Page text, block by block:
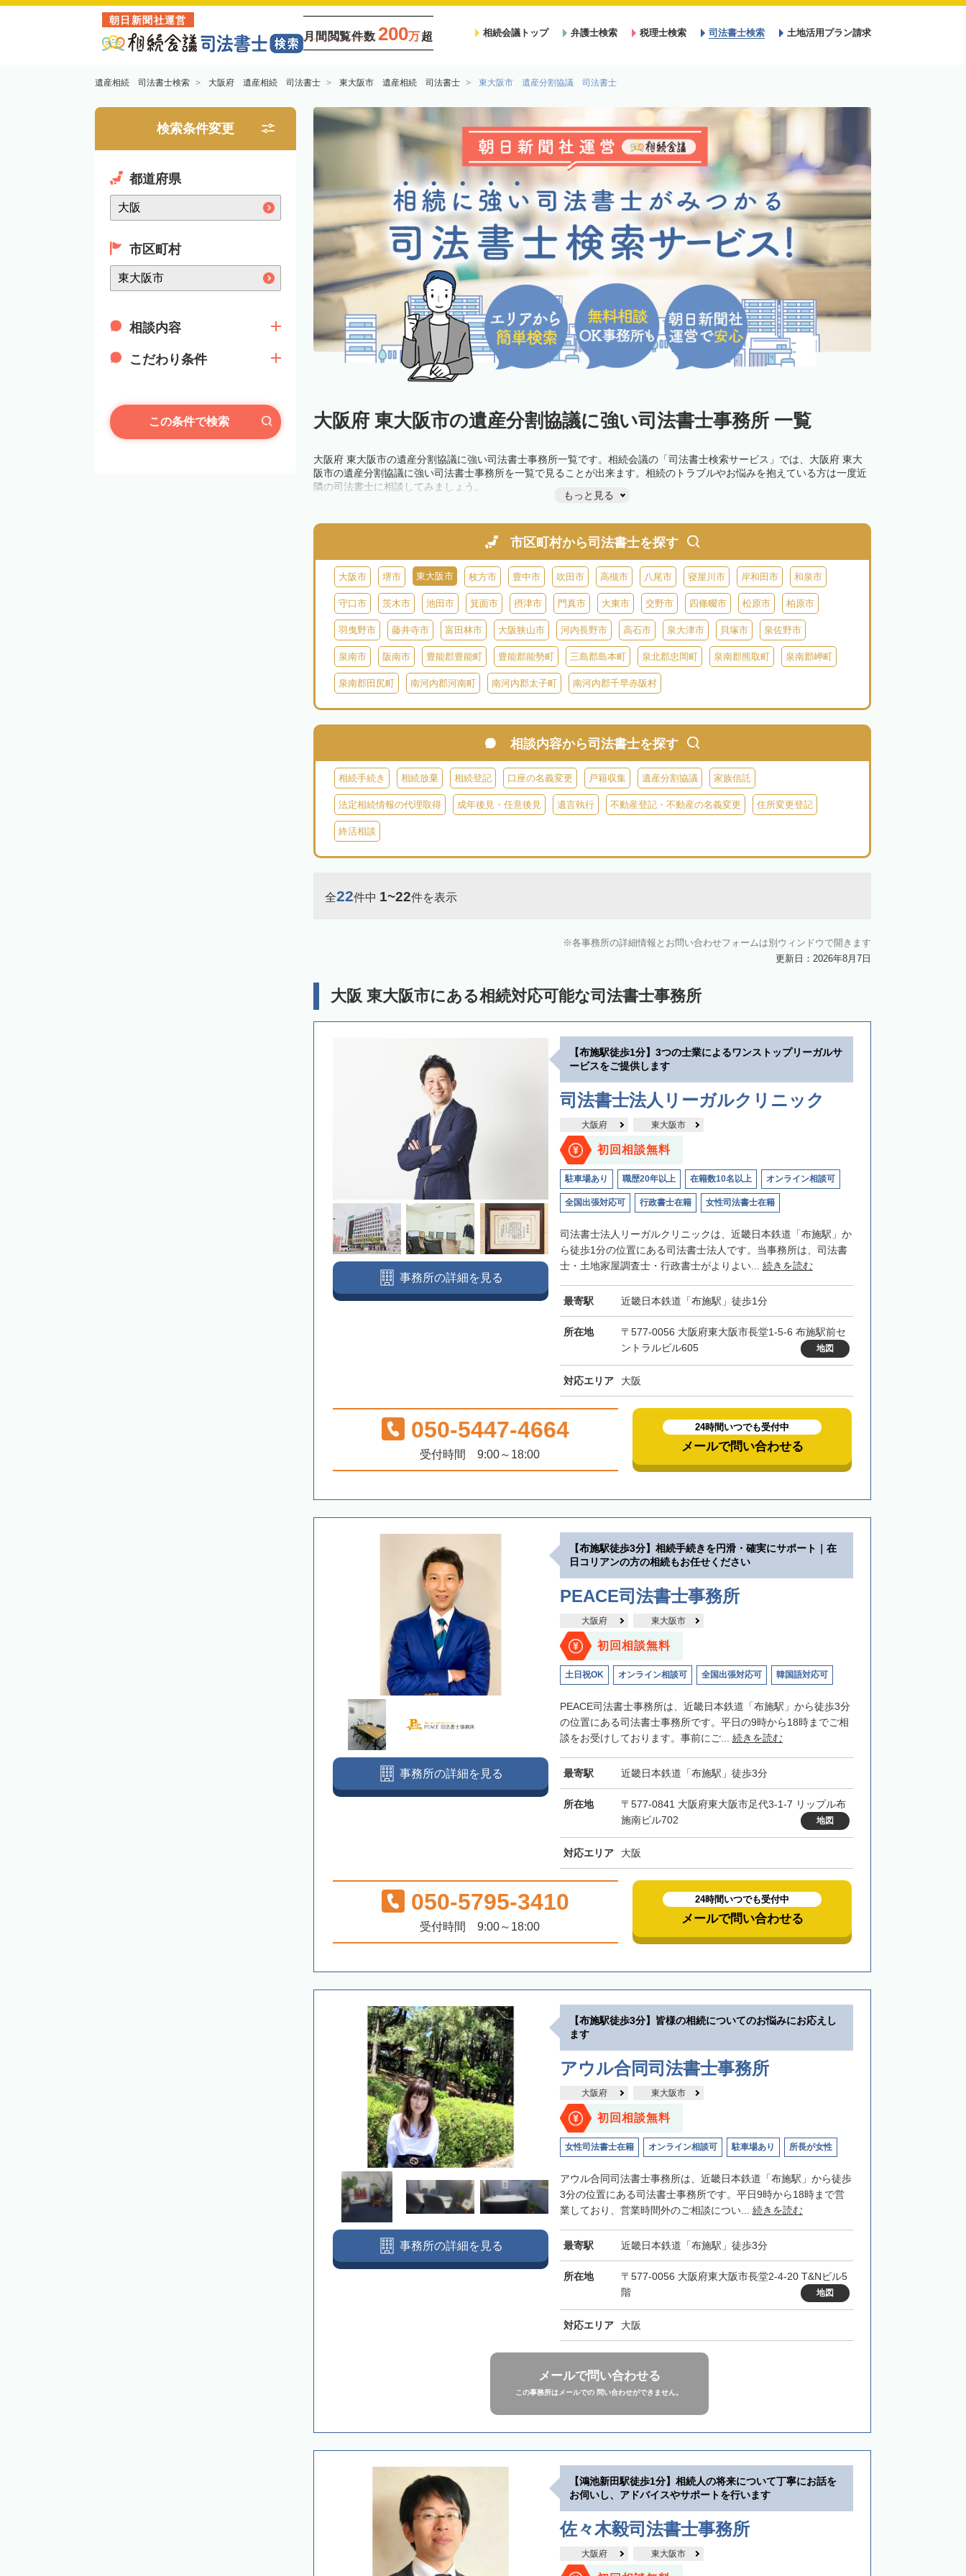
朝日新聞社運営
月間閲覧件数 200万超 相続会議トップ 弁護士検索 税理士検索 司法書士検索 土地活用プラン請求
遺産相続 司法書士検索 大阪府 遺産相続 司法書士 東大阪市 遺産相続 司法書士 東大阪市 遺産分割協議 司法書士
検索条件変更
都道府県
市区町村
相談内容
こだわり条件
この条件で検索 大阪府 東大阪市の遺産分割協議に強い司法書士事務所 一覧
大阪府 東大阪市の遺産分割協議に強い司法書士事務所一覧です。相続会議の「司法書士検索サービス」では、大阪府 東大
阪市の遺産分割協議に強い司法書士事務所を一覧で見ることが出来ます。相続のトラブルやお悩みを抱えている方は一度近
隣の司法書士に相談してみましょう。
もっと見る
市区町村から司法書士を探す
大阪市 堺市 東大阪市 枚方市 豊中市 吹田市 高槻市 八尾市 寝屋川市 岸和田市 和泉市
守口市 茨木市 池田市 箕面市 摂津市 門真市 大東市 交野市 四條畷市 松原市 柏原市
羽曳野市 藤井寺市 富田林市 大阪狭山市 河内長野市 高石市 泉大津市 貝塚市 泉佐野市
泉南市 阪南市 豊能郡豊能町 豊能郡能勢町 三島郡島本町 泉北郡忠岡町 泉南郡熊取町 泉南郡岬町
泉南郡田尻町 南河内郡河南町 南河内郡太子町 南河内郡千早赤阪村
相談内容から司法書士を探す
相続手続き 相続放棄 相続登記 口座の名義変更 戸籍収集 遺産分割協議 家族信託
法定相続情報の代理取得 成年後見・任意後見 遺言執行 不動産登記・不動産の名義変更 住所変更登記
終活相談
全22件中 1~22件を表示
各事務所の詳細情報とお問い合わせフォームは別ウィンドウで開きます
更新日：2026年8月7日
大阪 東大阪市にある相続対応可能な司法書士事務所
【布施駅徒歩1分】3つの士業によるワンストップリーガルサ
ービスをご提供します
司法書士法人リーガルクリニック
大阪府 東大阪市
初回相談無料
駐車場あり 職歴20年以上 在籍数10名以上 オンライン相談可
全国出張対応可 行政書士在籍 女性司法書士在籍
司法書士法人リーガルクリニックは、近畿日本鉄道「布施駅」か
ら徒歩1分の位置にある司法書士法人です。当事務所は、司法書
士・土地家屋調査士・行政書士がよりよい... 続きを読む
最寄駅 近畿日本鉄道「布施駅」徒歩1分
所在地
〒577-0056 大阪府東大阪市長堂1-5-6 布施駅前セ
ントラルビル605
地図
対応エリア 大阪
事務所の詳細を見る
050-5447-4664
受付時間 9:00～18:00
24時間いつでも受付中
メールで問い合わせる
【布施駅徒歩3分】相続手続きを円滑・確実にサポート｜在
日コリアンの方の相続もお任せください
PEACE司法書士事務所
大阪府 東大阪市
初回相談無料
土日祝OK オンライン相談可 全国出張対応可 韓国語対応可
PEACE司法書士事務所は、近畿日本鉄道「布施駅」から徒歩3分
の位置にある司法書士事務所です。平日の9時から18時までご相
談をお受けしております。事前にご... 続きを読む
最寄駅 近畿日本鉄道「布施駅」徒歩3分
所在地
〒577-0841 大阪府東大阪市足代3-1-7 リップル布
施南ビル702
地図
対応エリア 大阪
事務所の詳細を見る
050-5795-3410
受付時間 9:00～18:00
24時間いつでも受付中
メールで問い合わせる
【布施駅徒歩3分】皆様の相続についてのお悩みにお応えし
ます
アウル合同司法書士事務所
大阪府 東大阪市
初回相談無料
女性司法書士在籍 オンライン相談可 駐車場あり 所長が女性
アウル合同司法書士事務所は、近畿日本鉄道「布施駅」から徒歩
3分の位置にある司法書士事務所です。平日9時から18時まで営
業しており、営業時間外のご相談につい... 続きを読む
最寄駅 近畿日本鉄道「布施駅」徒歩3分
所在地
〒577-0056 大阪府東大阪市長堂2-4-20 T&Nビル5
階
地図
対応エリア 大阪
事務所の詳細を見る
メールで問い合わせる
この事務所はメールでの 問い合わせができません。
【鴻池新田駅徒歩1分】相続人の将来について丁寧にお話を
お伺いし、アドバイスやサポートを行います
佐々木毅司法書士事務所
大阪府 東大阪市